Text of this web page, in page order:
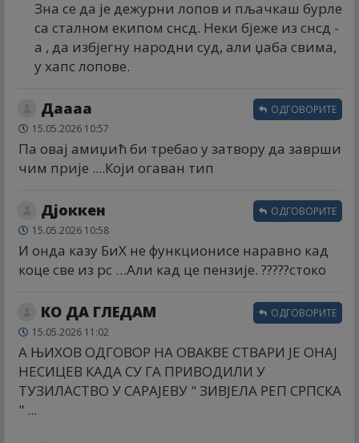
Зна се да је дежурни лопов и пљачкаш бурле
са сталном екипом снсд. Неки бјеже из снсд -
а , да избјегну народни суд, али џаба свима,
у хапс лопове.
Даааа
15.05.2026 10:57
Па овај амиџић би требао у затвору да заврши
чим прије ....Који огаван тип
ОДГОВОРИТЕ
Дјоккен
15.05.2026 10:58
И онда казу БиХ не функционисе наравно кад
коце све из рс …Али кад це пензије. ?????стоко
ОДГОВОРИТЕ
КО ДА ГЛЕДАМ
15.05.2026 11:02
А ЊИХОВ ОДГОВОР НА ОВАКВЕ СТВАРИ ЈЕ ОНАЈ
НЕСИЦЕВ КАДА СУ ГА ПРИВОДИЛИ У
ТУЗИЛАСТВО У САРАЈЕВУ " ЗИВЈЕЛА РЕП СРПСКА
" ...
ОДГОВОРИТЕ